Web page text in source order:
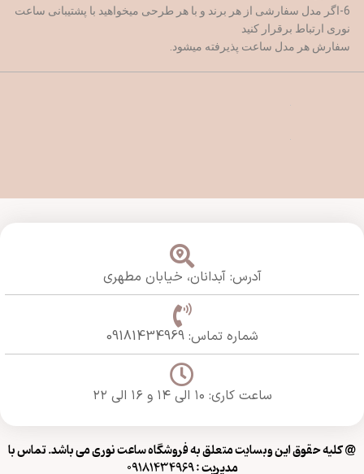
6-اگر مدل سفارشی از هر برند و با هر طرحی میخواهید با پشتیبانی ساعت
نوری ارتباط برقرار کنید
سفارش هر مدل ساعت پذیرفته میشود.
آدرس: آبدانان، خیابان مطهری
شماره تماس: 09181434969
ساعت کاری: ۱۰ الی ۱۴ و ۱۶ الی ۲۲
@ کلیه حقوق این وبسایت متعلق به فروشگاه ساعت نوری می باشد. تماس با
مدیریت : 09181434969